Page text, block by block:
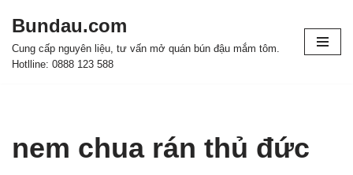
Chuyển
tới
Bundau.com
Cung cấp nguyên liệu, tư vấn mở quán bún đậu mắm tôm.
Hotlline: 0888 123 588
nem chua rán thủ đức